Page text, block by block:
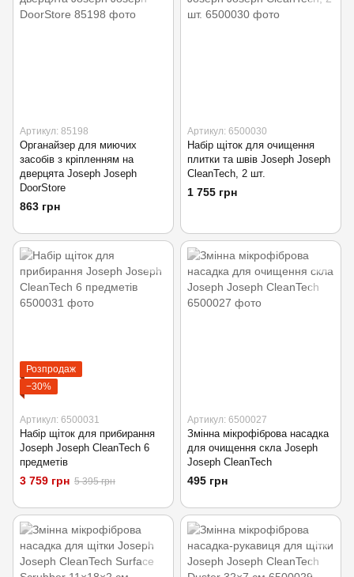
Артикул: 85198
Органайзер для миючих
засобів з кріпленням на
дверцята Joseph Joseph
DoorStore
863 грн
Артикул: 6500030
Набір щіток для очищення
плитки та швів Joseph Joseph
CleanTech, 2 шт.
1 755 грн
Розпродаж
−30%
Артикул: 6500031
Набір щіток для прибирання
Joseph Joseph CleanTech 6
предметів
3 759 грн 5 395 грн
Артикул: 6500027
Змінна мікрофіброва насадка
для очищення скла Joseph
Joseph CleanTech
495 грн